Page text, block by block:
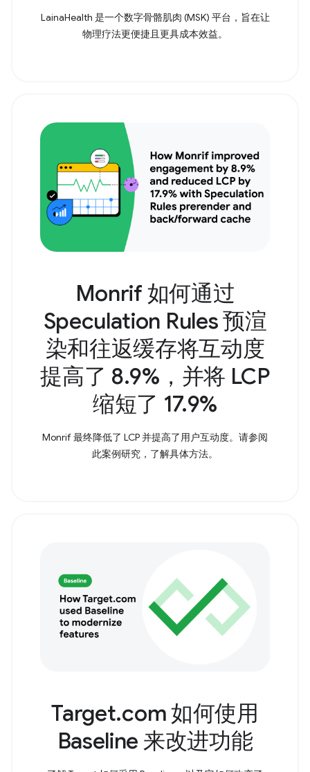
LainaHealth 是一个数字骨骼肌肉 (MSK) 平台，旨在让
物理疗法更便捷且更具成本效益。
Monrif 如何通过
Speculation Rules 预渲
染和往返缓存将互动度
提高了 8.9%，并将 LCP
缩短了 17.9%
Monrif 最终降低了 LCP 并提高了用户互动度。请参阅
此案例研究，了解具体方法。
Target.com 如何使用
Baseline 来改进功能